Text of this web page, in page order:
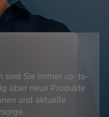
sind Sie immer up-to-
über neue Produkte
und aktuelle